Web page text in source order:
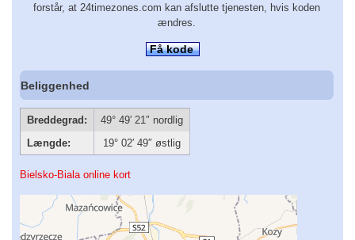
forstår, at 24timezones.com kan afslutte tjenesten, hvis koden
ændres.
Få kode
Beliggenhed
Breddegrad:
49° 49′ 21″ nordlig
Længde:
19° 02′ 49″ østlig
Bielsko-Biala online kort